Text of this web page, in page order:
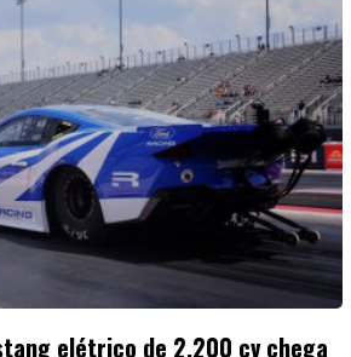
elétrico de 2.200 cv chega